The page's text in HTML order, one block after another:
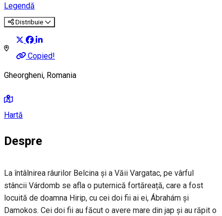
Legendă
Distribuie
Copied!
Gheorgheni, Romania
Hartă
Despre
La întâlnirea râurilor Belcina și a Văii Vargatac, pe vârful
stâncii Várdomb se afla o puternică fortăreață, care a fost
locuită de doamna Hirip, cu cei doi fii ai ei, Ábrahám și
Damokos. Cei doi fii au făcut o avere mare din jap și au răpit o